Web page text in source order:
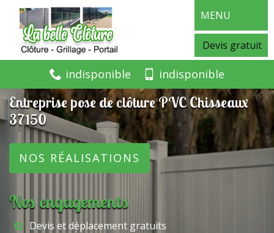
MENU
Devis gratuit
indisponible indisponible
Entreprise pose de clôture PVC Chisseaux
37150
NOS RÉALISATIONS
Nos engagements
Devis et déplacement gratuits